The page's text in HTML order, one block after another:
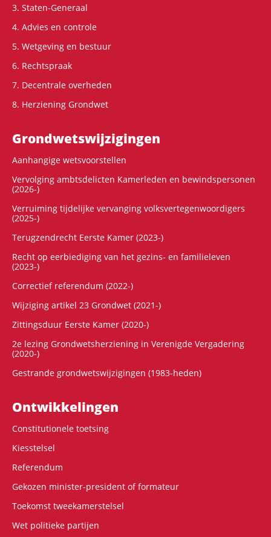
3. Staten-Generaal
4. Advies en controle
5. Wetgeving en bestuur
6. Rechtspraak
7. Decentrale overheden
8. Herziening Grondwet
Grondwets­wijzigingen
Aanhangige wetsvoorstellen
Vervolging ambtsdelicten Kamerleden en bewindspersonen
(2026-)
Verruiming tijdelijke vervanging volksvertegenwoordigers
(2025-)
Terugzendrecht Eerste Kamer (2023-)
Recht op eerbiediging van het gezins- en familieleven
(2023-)
Correctief referendum (2022-)
Wijziging artikel 23 Grondwet (2021-)
Zittingsduur Eerste Kamer (2020-)
2e lezing Grondwetsherziening in Verenigde Vergadering
(2020-)
Gestrande grondwetswijzigingen (1983-heden)
Ontwikke­lingen
Constitutionele toetsing
Kiesstelsel
Referendum
Gekozen minister-president of formateur
Toekomst tweekamerstelsel
Wet politieke partijen